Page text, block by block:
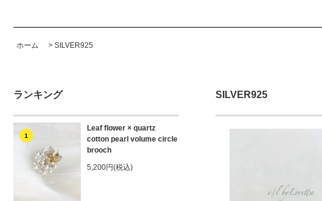
ホーム > SILVER925
ランキング
1
Leaf flower × quartz
cotton pearl volume circle
brooch
5,200円(税込)
SILVER925